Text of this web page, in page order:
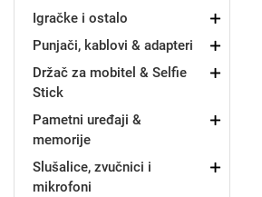
Igračke i ostalo
Punjači, kablovi & adapteri
Držač za mobitel & Selfie
Stick
Pametni uređaji &
memorije
Slušalice, zvučnici i
mikrofoni